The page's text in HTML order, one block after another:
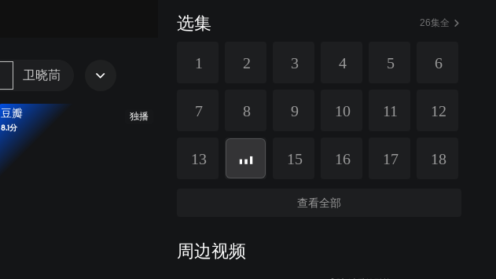
选集 26集全
1 2 3 4 5 6
7 8 9 10 11 12
13 15 16 17 18
查看全部
周边视频
卫晓茼
独播
豆瓣
8.1分